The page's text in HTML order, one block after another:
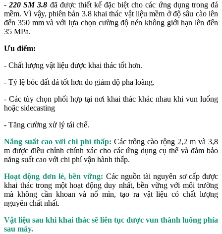
- 220 SM 3.8 đã được thiết kế đặc biệt cho các ứng dụng trong đá
mềm. Vì vậy, phiên bản 3.8 khai thác vật liệu mềm ở độ sâu cào lên
đến 350 mm và với lựa chọn cường độ nén không giới hạn lên đến
35 MPa.
Ưu điểm:
- Chất lượng vật liệu được khai thác tốt hơn.
- Tỷ lệ bóc đất đá tốt hơn do giảm độ pha loãng.
- Các tùy chọn phối hợp tại nơi khai thác khác nhau khi vun luống
hoặc sidecasting
- Tăng cường xử lý tái chế.
Năng suất cao với chi phí thấp: Các trống cào rộng 2,2 m và 3,8
m được điều chỉnh chính xác cho các ứng dụng cụ thể và đảm bảo
năng suất cao với chi phí vận hành thấp.
Hoạt động đơn lẻ, bền vững: Các nguồn tài nguyên sơ cấp được
khai thác trong một hoạt động duy nhất, bền vững với môi trường
mà không cần khoan và nổ mìn, tạo ra vật liệu có chất lượng
nguyên chất nhất.
Vật liệu sau khi khai thác sẽ liên tục được vun thành luống phía
sau máy.